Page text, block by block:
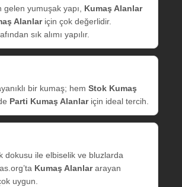
gelen yumuşak yapı, Kumaş Alanlar
Alanlariçin çok değerlidir.
sık alımı yapılır.
bir kumaş; hem Stok Kumaş
Parti Kumaş Alanlariçin ideal tercih.
dokusu ile elbiselik ve bluzlarda
Kumaş Alanlararayan
uygun.